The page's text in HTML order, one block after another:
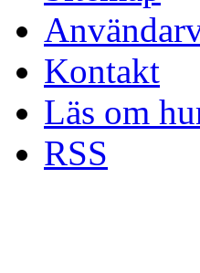
Kontakt
Läs om
RSS